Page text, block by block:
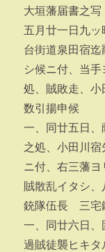
大垣藩届書之写
五月廿一日九
台街道泉田宿
シ候ニ付、当
処、賊敗走、
数引揚申候
一、同廿五日
之処、小田川
ニ付、右三藩ヨ
賊散乱イタシ
銃隊伍長 三宅
一、同廿六日
過賊徒襲ヒキ